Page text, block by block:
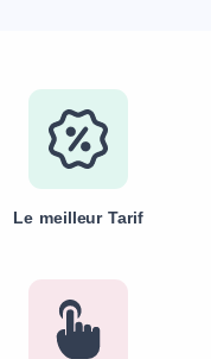
Le meilleur Tarif